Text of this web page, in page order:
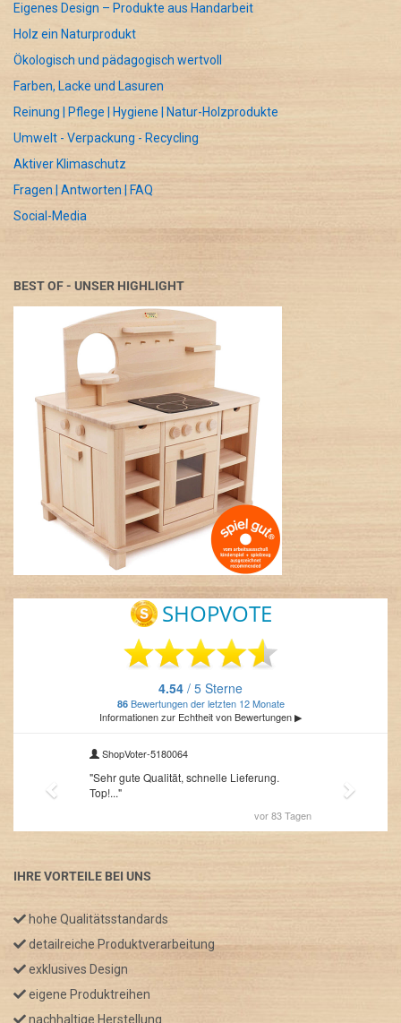
Eigenes Design – Produkte aus Handarbeit
Holz ein Naturprodukt
Ökologisch und pädagogisch wertvoll
Farben, Lacke und Lasuren
Reinung | Pflege | Hygiene | Natur-Holzprodukte
Umwelt - Verpackung - Recycling
Aktiver Klimaschutz
Fragen | Antworten | FAQ
Social-Media
BEST OF - UNSER HIGHLIGHT
IHRE VORTEILE BEI UNS
hohe Qualitätsstandards
detailreiche Produktverarbeitung
exklusives Design
eigene Produktreihen
nachhaltige Herstellung